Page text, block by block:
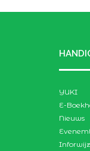
YUKI
E-
Nieuws